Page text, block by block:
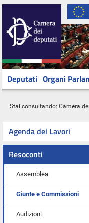
Deputati Organi
Stai consultando: Camera
Agenda dei Lavori
Resoconti
Assemblea
Giunte e Commissioni
Audizioni